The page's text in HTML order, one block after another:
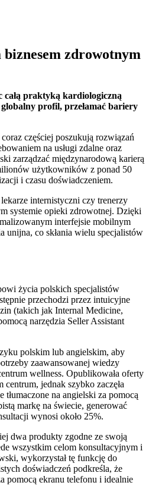
zdrowotnym
całą praktyką kardiologiczną
profil, przełamać bariery
częściej poszukują rozwiązań
na usługi zdalne oraz
zarządzać międzynarodową karierą
użytkowników z ponad 50
i czasu doświadczeniem.
internistyczni czy trenerzy
systemie opieki zdrowotnej. Dzięki
interfejsie mobilnym
unijna, co skłania wielu specjalistów
życia polskich specjalistów
przechodzi przez intuicyjne
(takich jak Internal Medicine,
narzędzia Seller Assistant
polskim lub angielskim, aby
zaawansowanej wiedzy
wellness. Opublikowała oferty
jednak szybko zaczęła
na angielski za pomocą
markę na świecie, generować
wynosi około 25%.
dwa produkty zgodne ze swoją
wszystkim celom konsultacyjnym i
wykorzystał tę funkcję do
doświadczeń podkreśla, że
pomocą ekranu telefonu i idealnie